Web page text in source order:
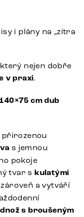
i plány na „zítra
nejen dobře
v praxi.
cm dub
přirozenou
s jemnou
pokoje
tvar skulatými
a vytváří
s broušeným